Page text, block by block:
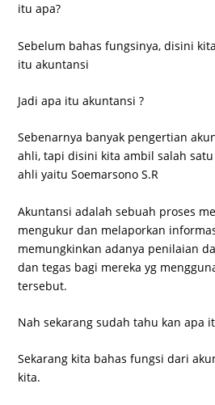
itu apa?
Sebelum bahas fungsinya, disini
itu akuntansi
Jadi apa itu akuntansi ?
Sebenarnya banyak pengertian
ahli, tapi disini kita ambil salah
ahli yaitu Soemarsono S.R
Akuntansi adalah sebuah proses
mengukur dan melaporkan
memungkinkan adanya penilaian
dan tegas bagi mereka yg
tersebut.
Nah sekarang sudah tahu kan apa
Sekarang kita bahas fungsi dari
kita.